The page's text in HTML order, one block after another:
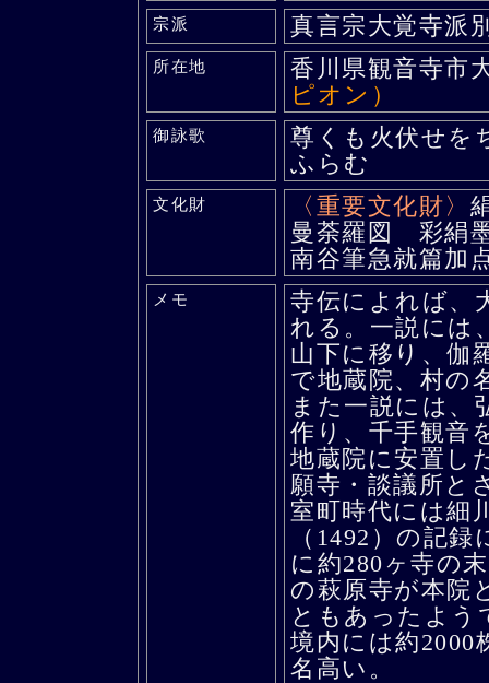
宗派 真言宗大覚寺派
所在地
香川県観音寺
ピオン）
御詠歌
尊くも火伏せ
ふらむ
文化財 〈重要文化財〉
曼荼羅図 彩絹
南谷筆急就篇加
メモ
寺伝によれば、
れる。一説には
山下に移り、伽
で地蔵院、村の
また一説には、
作り、千手観音
地蔵院に安置し
願寺・談議所と
室町時代には細
（1492）の記
に約280ヶ寺の
の萩原寺が本院
ともあったよう
境内には約2000
名高い。